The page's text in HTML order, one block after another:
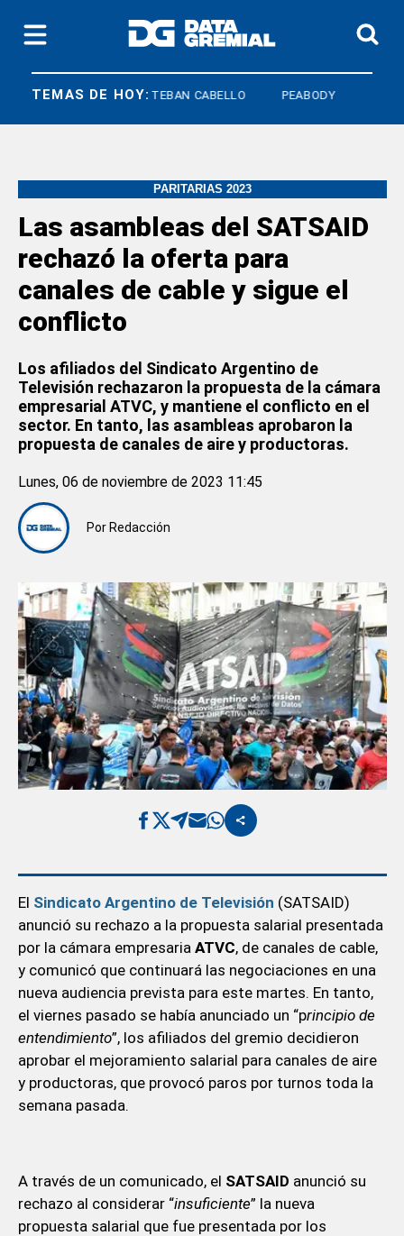
TEMAS DE HOY:
PLATA ESTEBAN CABELLO PEABODY
PARITARIAS 2023
Las asambleas del SATSAID
rechazó la oferta para
canales de cable y sigue el
conflicto
Los afiliados del Sindicato Argentino de
Televisión rechazaron la propuesta de la cámara
empresarial ATVC, y mantiene el conflicto en el
sector. En tanto, las asambleas aprobaron la
propuesta de canales de aire y productoras.
Por Redacción
Lunes, 06 de noviembre de 2023 11:45
El Sindicato Argentino de Televisión (SATSAID)
anunció su rechazo a la propuesta salarial presentada
por la cámara empresaria ATVC, de canales de cable,
y comunicó que continuará las negociaciones en una
nueva audiencia prevista para este martes. En tanto,
el viernes pasado se había anunciado un “principio de
entendimiento”, los afiliados del gremio decidieron
aprobar el mejoramiento salarial para canales de aire
y productoras, que provocó paros por turnos toda la
semana pasada.
A través de un comunicado, el SATSAID anunció su
rechazo al considerar “insuficiente” la nueva
propuesta salarial que fue presentada por los